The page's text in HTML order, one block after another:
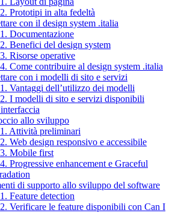
Prototipi in alta fedeltà
con il design system .italia
Documentazione
Benefici del design system
Risorse operative
Come contribuire al design system .italia
con i modelli di sito e servizi
Vantaggi dell’utilizzo dei modelli
I modelli di sito e servizi disponibili
allo sviluppo
Attività preliminari
Web design responsivo e accessibile
Mobile first
Progressive enhancement e Graceful
di supporto allo sviluppo del software
Feature detection
Verificare le feature disponibili con Can I